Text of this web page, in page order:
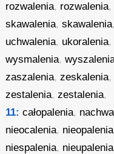
rozwalenia, rozwalenia,
skawalenia,skawalenia
uchwalenia, ukoralenia,
wysmalenia,
zaszalenia,zeskalenia
zestalenia,zestalenia,
11: całopalenia,
nieocalenia, nieopalenia
niespalenia, nieupalenia